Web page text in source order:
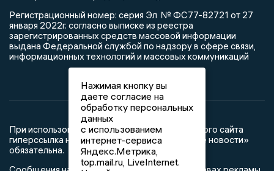
Регистрационный номер: серия Эл № ФС77-82721 от 27
января 2022г. согласно выписке из реестра
зарегистрированных средств массовой информации
выдана Федеральной службой по надзору в сфере связи,
информационных технологий и массовых коммуникаций
При использовании любого материала с данного сайта
гиперссылка на Сетевое издание «Орловские новости»
обязательна.
Нажимая кнопку вы
даете согласие на
обработку персональных
данных
с использованием
интернет-сервиса
Яндекс.Метрика,
top.mail.ru, LiveInternet.